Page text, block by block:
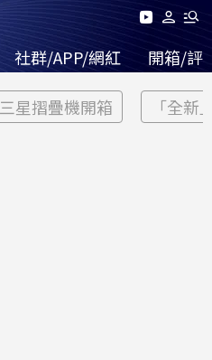
社群/APP/網紅 開箱/評
三星摺疊機開箱 「全新